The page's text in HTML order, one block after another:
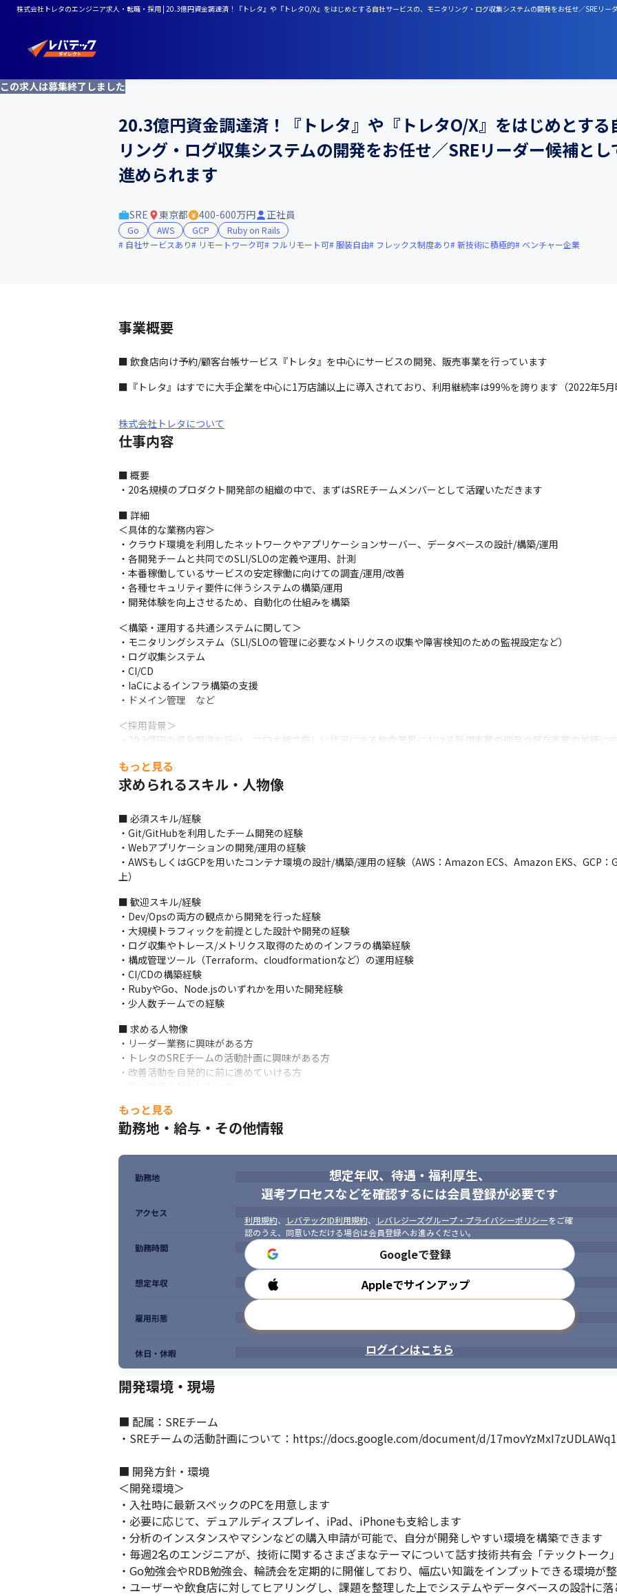
株式会社トレタのエンジニア求人・転職・採用 | 20.3億円資金調達済！『トレタ』や『トレタO/X』をはじめとする自社サービスの、モニタリング・ログ収集システムの開発をお任せ／SREリ
この求人は募集終了しました
20.3億円資金調達済！『トレタ』や『トレタO/X』をはじめとす
リング・ログ収集システムの開発をお任せ／SREリーダー候補と
進められます
SRE 東京都 400-600万円 正社員
Go AWS GCP
Ruby on Rails
自社サービスあり
リモートワーク可 フルリモート可 服装自由 フレックス制度あり 新技術に積極的 ベンチャー企業
事業概要
■ 飲食店向け予約/顧客台帳サービス『トレタ』を中心にサービスの開発、販売事業を行っています
■『トレタ』はすでに大手企業を中心に1万店舗以上に導入されており、利用継続率は99％を誇ります（2022年5
株式会社トレタについて
仕事内容
■ 概要
・20名規模のプロダクト開発部の組織の中で、まずはSREチームメンバーとして活躍いただきます
■ 詳細
＜具体的な業務内容＞
・クラウド環境を利用したネットワークやアプリケーションサーバー、データベースの設計/構築/運用
・各開発チームと共同でのSLI/SLOの定義や運用、計測
・本番稼働しているサービスの安定稼働に向けての調査/運用/改善
・各種セキュリティ要件に伴うシステムの構築/運用
・開発体験を向上させるため、自動化の仕組みを構築
＜構築・運用する共通システムに関して＞
・モニタリングシステム（SLI/SLOの管理に必要なメトリクスの収集や障害検知のための監視設定など）
・ログ収集システム
・CI/CD
・IaCによるインフラ構築の支援
・ドメイン管理　など
＜採用背景＞
・20.3億円の資金調達を行い、コロナ禍で厳しい状況にある飲食業界における新規事業の開発や既存事業の拡販に
「可用性、耐障害性の向上」などクラウドインフラ基盤の「設計/開発」を手掛け、トレタのサービスを支えるSRE
■ この仕事の面白み、魅力
・優れたサービスを作るために、強いオーナーシップを持って業務を進めれれます
・プロダクトの作り込みを通じてユーザーや飲食産業に貢献することができます
一人ひとりの裁量が大きいです。 フルリモートで業務を行っていま
もっと見る
求められるスキル・人物像
■ 必須スキル/経験
・Git/GitHubを利用したチーム開発の経験
・Webアプリケーションの開発/運用の経験
・AWSもしくはGCPを用いたコンテナ環境の設計/構築/運用の経験（AWS：Amazon ECS、Amazon EKS、GCP
上）
■ 歓迎スキル/経験
・Dev/Opsの両方の観点から開発を行った経験
・大規模トラフィックを前提とした設計や開発の経験
・ログ収集やトレース/メトリクス取得のためのインフラの構築経験
・構成管理ツール（Terraform、cloudformationなど）の運用経験
・CI/CDの構築経験
・RubyやGo、Node.jsのいずれかを用いた開発経験
・少人数チームでの経験
■ 求める人物像
・リーダー業務に興味がある方
・トレタのSREチームの活動計画に興味がある方
・改善活動を自発的に前に進めていける方
・新しい技術に挑戦できる環境で働きたい方
もっと見る
勤務地・給与・その他情報
想定年収、待遇・福利厚生、
選考プロセスなどを確認するには会員登録が必要です
利用規約、 レバテックID利用規約、 レバレジーズグループ・プライバシーポリシーをご確
認のうえ、同意いただける場合は会員登録へお進みください。
Googleで登録
Appleでサインアップ
ログインはこちら
勤務地
アクセス
勤務時間
想定年収
雇用形態
休日・休暇
開発環境・現場
■ 配属：SREチーム
・SREチームの活動計画について：https://docs.google.com/document/d/
■ 開発方針・環境
＜開発環境＞
・入社時に最新スペックのPCを用意します
・必要に応じて、デュアルディスプレイ、iPad、iPhoneも支給します
・分析のインスタンスやマシンなどの購入申請が可能で、自分が開発しやすい環境を構築できます
・毎週2名のエンジニアが、技術に関するさまざまなテーマについて話す技術共有会「テックトーク
・Go勉強会やRDB勉強会、輪読会を定期的に開催しており、幅広い知識をインプットできる環境が
・ユーザーや飲食店に対してヒアリングし、課題を整理した上でシステムやデータベースの設計に